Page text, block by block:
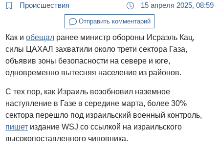
Происшествия 15 апреля 2025, 08:59
Отправить комментарий
Как иобещал ранее министр обороны Исраэль Кац,
силы ЦАХАЛ захватили около трети сектора Газа,
объявив зоны безопасности на севере и юге,
одновременно вытесняя население из районов.
С тех пор, как Израиль возобновил наземное
наступление в Газе в середине марта, более 30%
сектора перешло под израильский военный контроль,
пишет издание WSJ со ссылкой на израильского
высокопоставленного чиновника.